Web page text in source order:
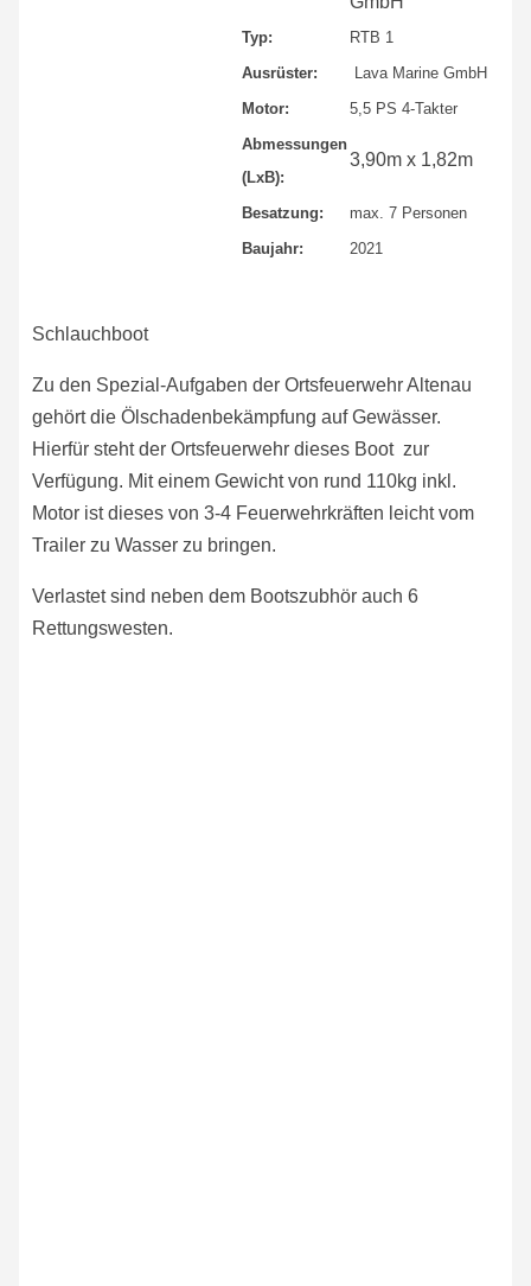
Typ:
RTB 1
Ausrüster:
Lava Marine GmbH
Motor:
5,5 PS 4-Takter
Abmessungen
(LxB):
3,90m x 1,82m
Besatzung:
max. 7 Personen
Baujahr:
2021
Schlauchboot
Zu den Spezial-Aufgaben der Ortsfeuerwehr Altenau
gehört die Ölschadenbekämpfung auf Gewässer.
Hierfür steht der Ortsfeuerwehr dieses Boot zur
Verfügung. Mit einem Gewicht von rund 110kg inkl.
Motor ist dieses von 3-4 Feuerwehrkräften leicht vom
Trailer zu Wasser zu bringen.
Verlastet sind neben dem Bootszubhör auch 6
Rettungswesten.